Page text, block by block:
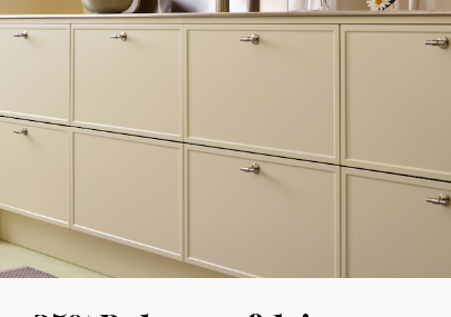
WOULD YOU RATHER VISIT?